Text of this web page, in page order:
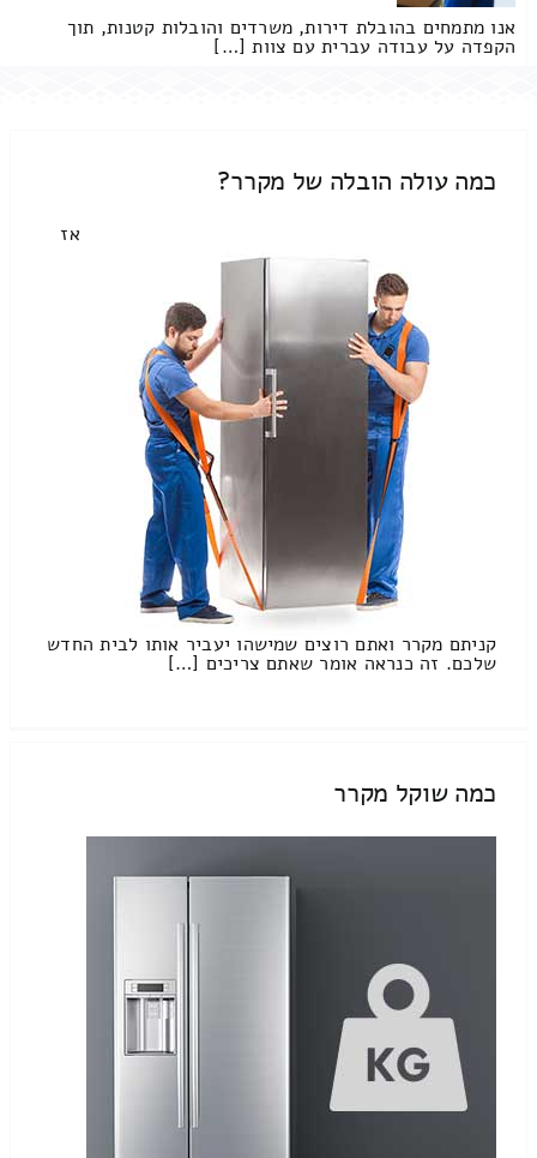
אנו מתמחים בהובלת דירות, משרדים והובלות קטנות, תוך
הקפדה על עבודה עברית עם צוות […]
כמה עולה הובלה של מקרר?
אז
קניתם מקרר ואתם רוצים שמישהו יעביר אותו לבית החדש
שלכם. זה כנראה אומר שאתם צריכים […]
כמה שוקל מקרר